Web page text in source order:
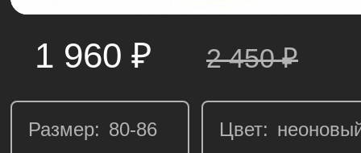
1 960 ₽ 2 450₽
Размер: Цвет: